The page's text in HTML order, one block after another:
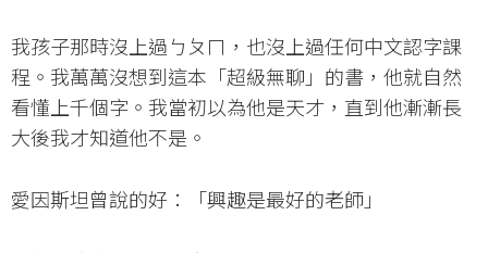
我孩子那時沒上過ㄅㄆㄇ，也沒上過任何中文認字課
程。我萬萬沒想到這本「超級無聊」的書，他就自然
看懂上千個字。我當初以為他是天才，直到他漸漸長
大後我才知道他不是。
愛因斯坦曾說的好：「興趣是最好的老師」